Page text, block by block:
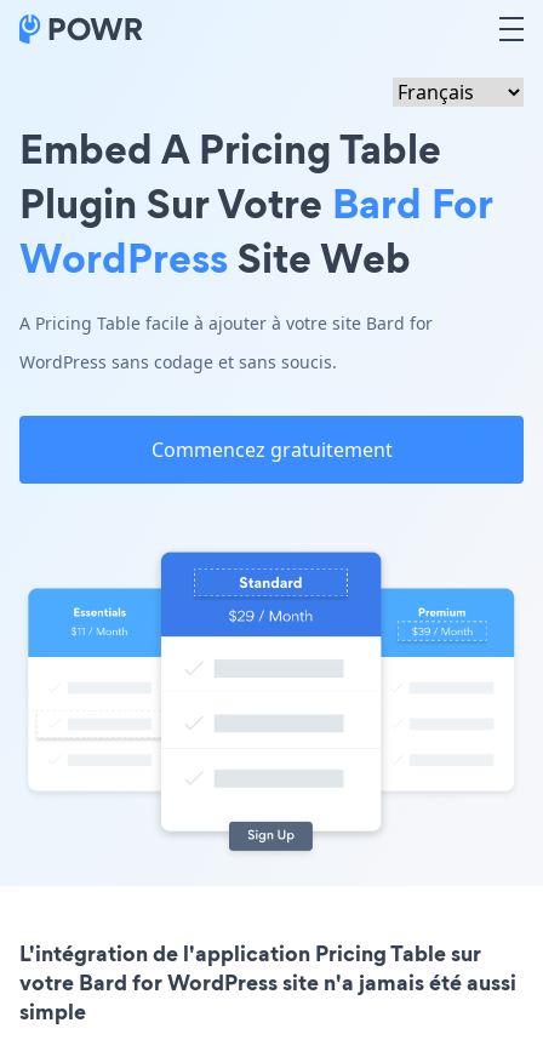
Embed A Pricing Table
Plugin Sur Votre Bard For
WordPressSite Web
A Pricing Table facile à ajouter à votre site Bard for
WordPress sans codage et sans soucis.
Commencez gratuitement
L'intégration de l'application Pricing Table sur
votre Bard for WordPress site n'a jamais été aussi
simple